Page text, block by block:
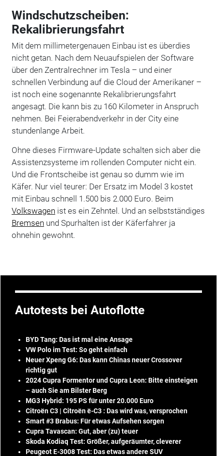
Windschutzscheiben:
Rekalibrierungsfahrt
Mit dem millimetergenauen Einbau ist es überdies
nicht getan. Nach dem Neuaufspielen der Software
über den Zentralrechner im Tesla – und einer
schnellen Verbindung auf die Cloud der Amerikaner –
ist noch eine sogenannte Rekalibrierungsfahrt
angesagt. Die kann bis zu 160 Kilometer in Anspruch
nehmen. Bei Feierabendverkehr in der City eine
stundenlange Arbeit.
Ohne dieses Firmware-Update schalten sich aber die
Assistenzsysteme im rollenden Computer nicht ein.
Und die Frontscheibe ist genau so dumm wie im
Käfer. Nur viel teurer: Der Ersatz im Model 3 kostet
mit Einbau schnell 1.500 bis 2.000 Euro. Beim
Volkswagen ist es ein Zehntel. Und an selbstständiges
Bremsen und Spurhalten ist der Käferfahrer ja
ohnehin gewohnt.
Autotests bei Autoflotte
BYD Tang: Das ist mal eine Ansage
VW Polo im Test: So geht einfach
Neuer Xpeng G6: Das kann Chinas neuer Crossover
richtig gut
2024 Cupra Formentor und Cupra Leon: Bitte einsteigen
– auch Sie am Bilster Berg
MG3 Hybrid: 195 PS für unter 20.000 Euro
Citroën C3 | Citroën ë-C3 : Das wird was, versprochen
Smart #3 Brabus: Für etwas Aufsehen sorgen
Cupra Tavascan: Gut, aber (zu) teuer
Skoda Kodiaq Test: Größer, aufgeräumter, cleverer
Peugeot E-3008 Test: Das etwas andere SUV